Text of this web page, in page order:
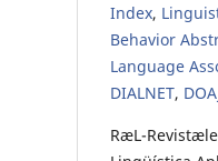
Index,
Behavior
Language
DIALNET,
RæL-